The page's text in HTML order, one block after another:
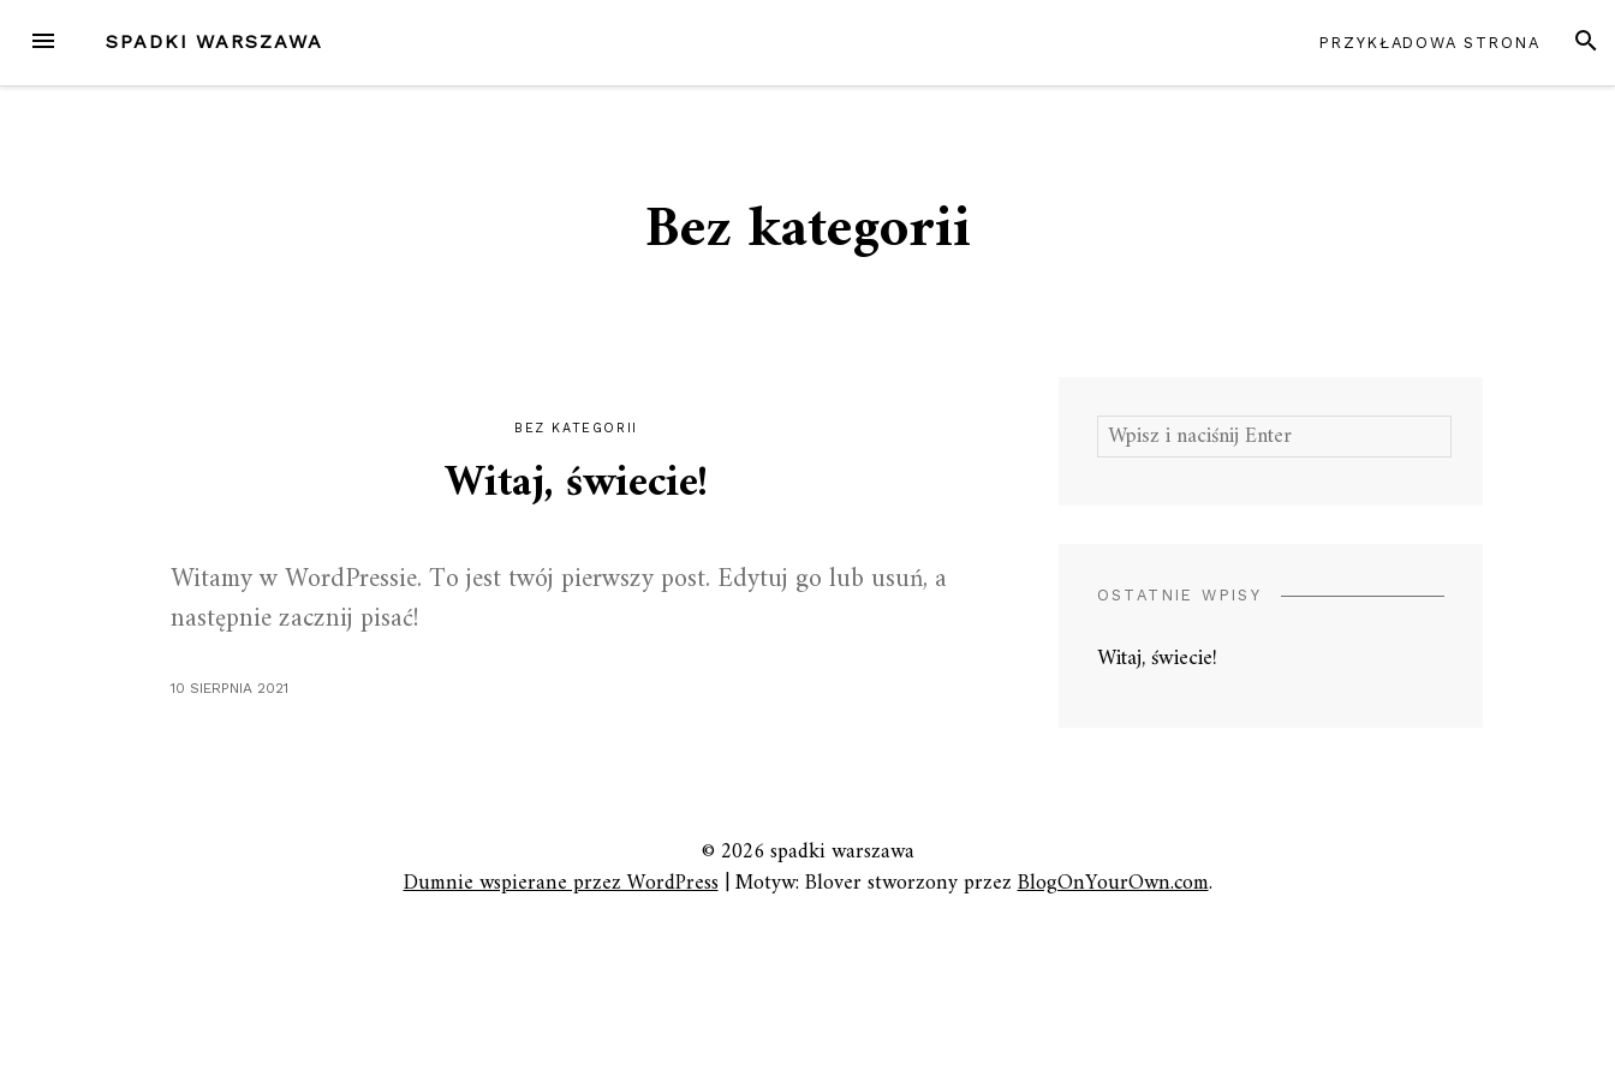
treści
MENU SPADKI WARSZAWA PRZYKŁADOWA STRONA
Bez kategorii
BEZ KATEGORII
Witaj, świecie!
Witamy w WordPressie. To jest twój pierwszy post. Edytuj go lub usuń, a
następnie zacznij pisać!
10 SIERPNIA 2021
Szukaj:
OSTATNIE WPISY
Witaj, świecie!
© 2026 spadki warszawa
Dumnie wspierane przez WordPress|Motyw: Blover stworzony przezBlogOnYourOwn.com.